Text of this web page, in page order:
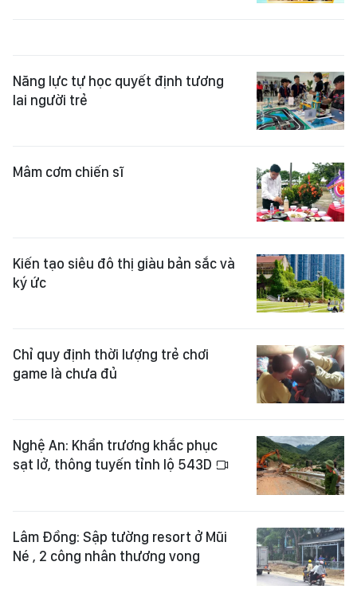
Năng lực tự học quyết định tương
lai người trẻ
Mâm cơm chiến sĩ
Kiến tạo siêu đô thị giàu bản sắc và
ký ức
Chỉ quy định thời lượng trẻ chơi
game là chưa đủ
Nghệ An: Khẩn trương khắc phục
sạt lở, thông tuyến tỉnh lộ 543D
Lâm Đồng: Sập tường resort ở Mũi
Né , 2 công nhân thương vong